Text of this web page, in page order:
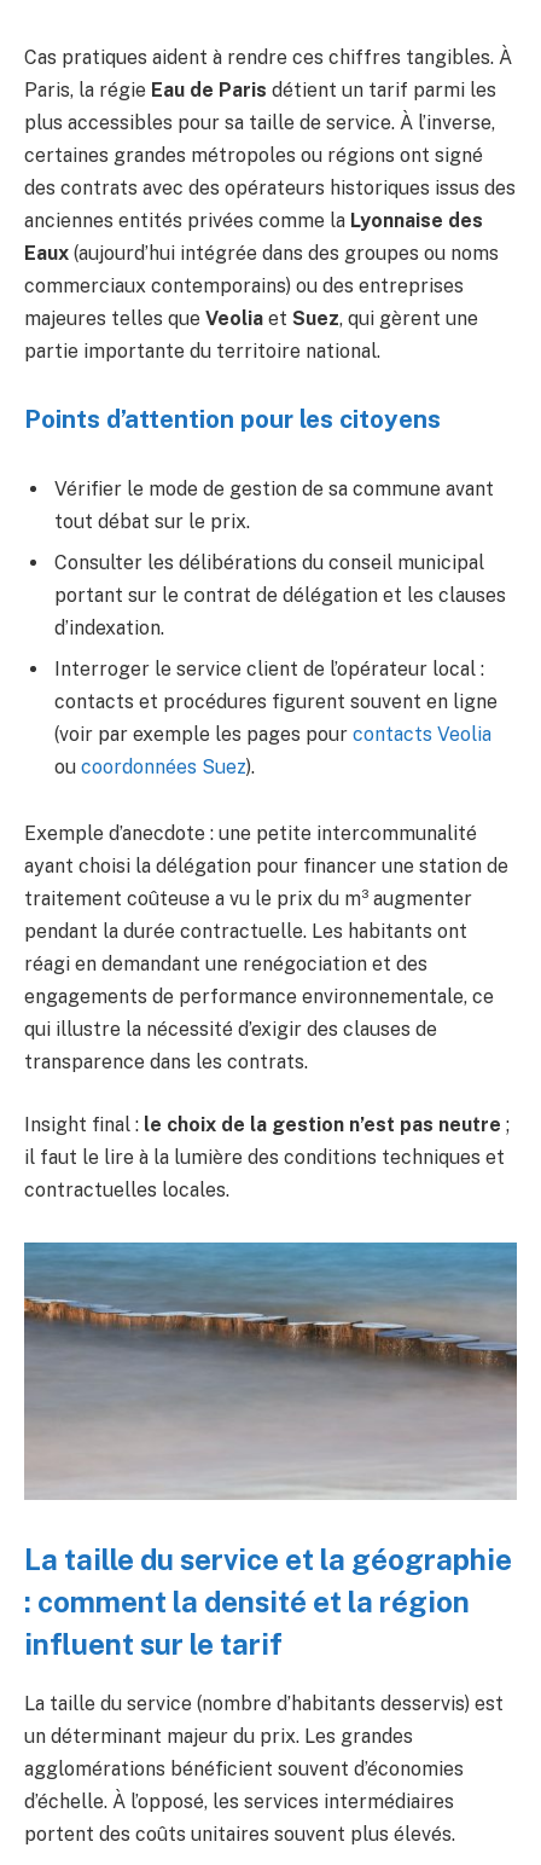
Cas pratiques aident à rendre ces chiffres tangibles. À
Paris, la régie Eau de Paris détient un tarif parmi les
plus accessibles pour sa taille de service. À l’inverse,
certaines grandes métropoles ou régions ont signé
des contrats avec des opérateurs historiques issus des
anciennes entités privées comme la Lyonnaise des
Eaux (aujourd’hui intégrée dans des groupes ou noms
commerciaux contemporains) ou des entreprises
majeures telles que Veolia et Suez, qui gèrent une
partie importante du territoire national.
Points d’attention pour les citoyens
Vérifier le mode de gestion de sa commune avant
tout débat sur le prix.
Consulter les délibérations du conseil municipal
portant sur le contrat de délégation et les clauses
d’indexation.
Interroger le service client de l’opérateur local :
contacts et procédures figurent souvent en ligne
(voir par exemple les pages pour contacts Veolia
ou coordonnées Suez).
Exemple d’anecdote : une petite intercommunalité
ayant choisi la délégation pour financer une station de
traitement coûteuse a vu le prix du m³ augmenter
pendant la durée contractuelle. Les habitants ont
réagi en demandant une renégociation et des
engagements de performance environnementale, ce
qui illustre la nécessité d’exigir des clauses de
transparence dans les contrats.
Insight final : le choix de la gestion n’est pas neutre ;
il faut le lire à la lumière des conditions techniques et
contractuelles locales.
La taille du service et la géographie
: comment la densité et la région
influent sur le tarif
La taille du service (nombre d’habitants desservis) est
un déterminant majeur du prix. Les grandes
agglomérations bénéficient souvent d’économies
d’échelle. À l’opposé, les services intermédiaires
portent des coûts unitaires souvent plus élevés.